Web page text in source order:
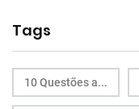
Tags
10 Questões a...